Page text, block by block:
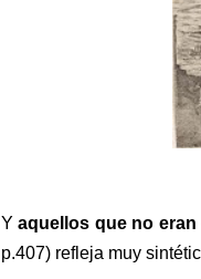
Yaquellos que no
p.407) refleja muy